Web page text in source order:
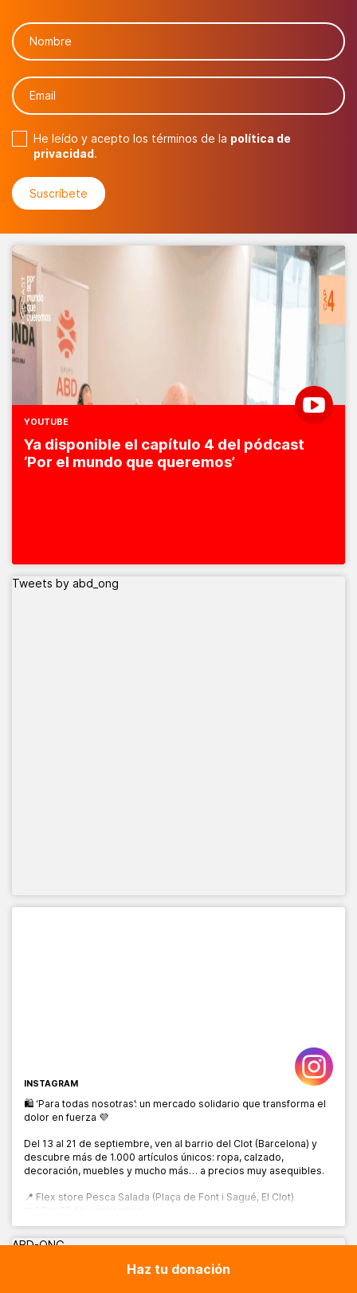
He leído y acepto los términos de la política de
privacidad.
YOUTUBE
Ya disponible el capítulo 4 del pódcast
‘Por el mundo que queremos’
Tweets by abd_ong
INSTAGRAM
🛍️ ‘Para todas nosotras’: un mercado solidario que transforma el
dolor en fuerza 💜
Del 13 al 21 de septiembre, ven al barrio del Clot (Barcelona) y
descubre más de 1.000 artículos únicos: ropa, calzado,
decoración, muebles y mucho más… a precios muy asequibles.
📍 Flex store Pesca Salada (Plaça de Font i Sagué, El Clot)
🕙 10:00 a 20:00 h
ABD-ONG
Haz tu donación